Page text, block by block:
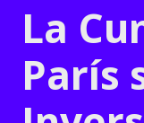
La
París